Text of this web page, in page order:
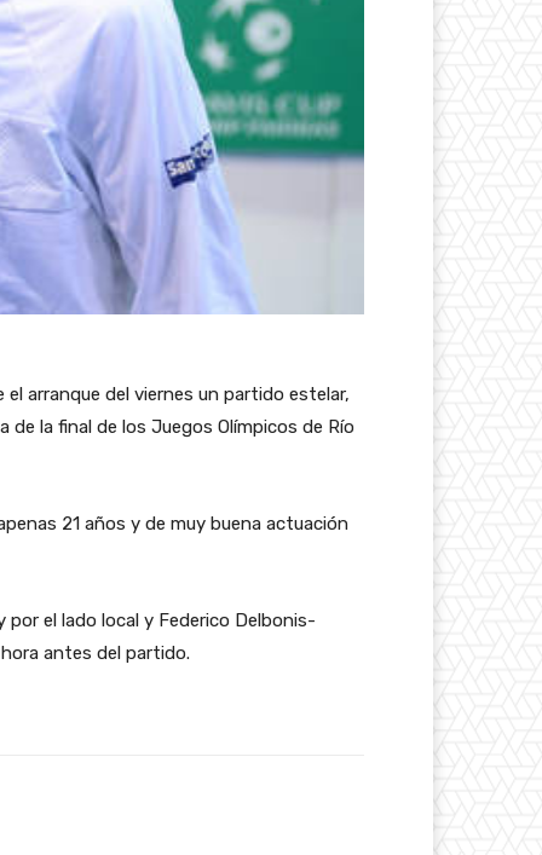
arranque del viernes un partido estelar,
la final de los Juegos Olímpicos de Río
21 años y de muy buena actuación
por el lado local y Federico Delbonis-
antes del partido.